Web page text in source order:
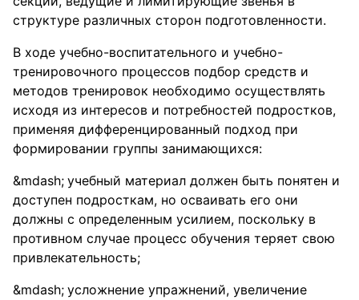
структуре различных сторон подготовленности.
В ходе учебно-воспитательного и учебно-
тренировочного процессов подбор средств и
методов тренировок необходимо осуществлять
исходя из интересов и потребностей подростков,
применяя дифференцированный подход при
формировании группы занимающихся:
учебный материал должен быть понятен и
доступен подросткам, но осваивать его они
должны с определенным усилием, поскольку в
противном случае процесс обучения теряет свою
привлекательность;
усложнение упражнений, увеличение